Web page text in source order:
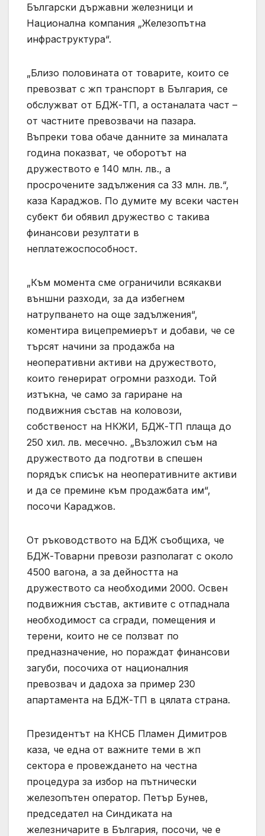
Български държавни железници и
Национална компания „Железопътна
инфраструктура“.
„Близо половината от товарите, които се
превозват с жп транспорт в България, се
обслужват от БДЖ-ТП, а останалата част –
от частните превозвачи на пазара.
Въпреки това обаче данните за миналата
година показват, че оборотът на
дружеството е 140 млн. лв., а
просрочените задължения са 33 млн. лв.“,
каза Караджов. По думите му всеки частен
субект би обявил дружество с такива
финансови резултати в
неплатежоспособност.
„Към момента сме ограничили всякакви
външни разходи, за да избегнем
натрупването на още задължения“,
коментира вицепремиерът и добави, че се
търсят начини за продажба на
неоперативни активи на дружеството,
които генерират огромни разходи. Той
изтъкна, че само за гариране на
подвижния състав на коловози,
собственост на НКЖИ, БДЖ-ТП плаща до
250 хил. лв. месечно. „Възложил съм на
дружеството да подготви в спешен
порядък списък на неоперативните активи
и да се премине към продажбата им“,
посочи Караджов.
От ръководството на БДЖ съобщиха, че
БДЖ-Товарни превози разполагат с около
4500 вагона, а за дейността на
дружеството са необходими 2000. Освен
подвижния състав, активите с отпаднала
необходимост са сгради, помещения и
терени, които не се ползват по
предназначение, но пораждат финансови
загуби, посочиха от националния
превозвач и дадоха за пример 230
апартамента на БДЖ-ТП в цялата страна.
Президентът на КНСБ Пламен Димитров
каза, че една от важните теми в жп
сектора е провеждането на честна
процедура за избор на пътнически
железопътен оператор. Петър Бунев,
председател на Синдиката на
железничарите в България, посочи, че е